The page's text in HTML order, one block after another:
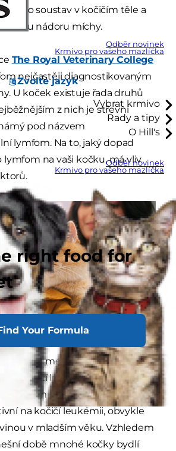
Odběr novinek
Krmivo pro vašeho mazlíčka
Zvolte jazyk
Vybrat krmivo
Rady a tipy
O Hill's
Odběr novinek
Krmivo pro vašeho mazlíčka
right food for
Your Formula
soustav v kočičím těle a
nádoru míchy.
The Royal Veterinary College
nejčastěji diagnostikovaným
U koček existuje řada druhů
z nich je střevní
pod názvem
lymfom. Na to, jaký dopad
na vaši kočku, má vliv
mezi kočičím
kočičí leukémie a v menší
kočičí imunodeficience. Kočky,
na kočičí leukémii, obvykle
v mladším věku. Vzhledem
době mnohé kočky bydlí